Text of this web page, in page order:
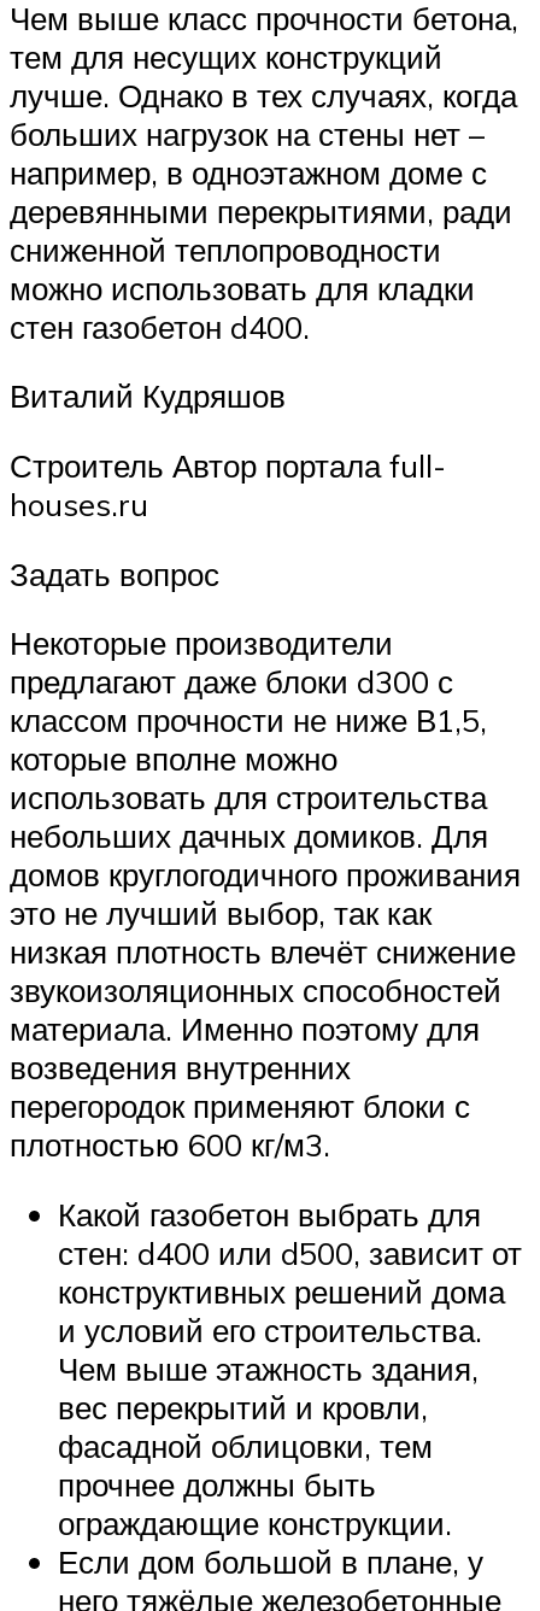
Чем выше класс прочности бетона,
тем для несущих конструкций
лучше. Однако в тех случаях, когда
больших нагрузок на стены нет –
например, в одноэтажном доме с
деревянными перекрытиями, ради
сниженной теплопроводности
можно использовать для кладки
стен газобетон d400.
Виталий Кудряшов
Строитель Автор портала full-
houses.ru
Задать вопрос
Некоторые производители
предлагают даже блоки d300 с
классом прочности не ниже В1,5,
которые вполне можно
использовать для строительства
небольших дачных домиков. Для
домов круглогодичного проживания
это не лучший выбор, так как
низкая плотность влечёт снижение
звукоизоляционных способностей
материала. Именно поэтому для
возведения внутренних
перегородок применяют блоки с
плотностью 600 кг/м3.
Какой газобетон выбрать для
стен: d400 или d500, зависит от
конструктивных решений дома
и условий его строительства.
Чем выше этажность здания,
вес перекрытий и кровли,
фасадной облицовки, тем
прочнее должны быть
ограждающие конструкции.
Если дом большой в плане, у
него тяжёлые железобетонные